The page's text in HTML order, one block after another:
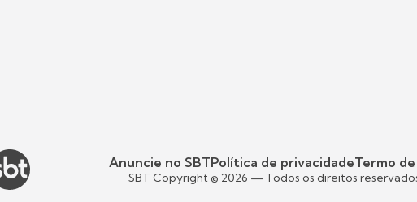
Anuncie no SBTPolítica de privacidadeTermo de
SBT Copyright © 2026 — Todos os direitos